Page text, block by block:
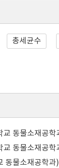
총세균수
교 동물소재공학
교 동물소재공학
동물소재공학과)